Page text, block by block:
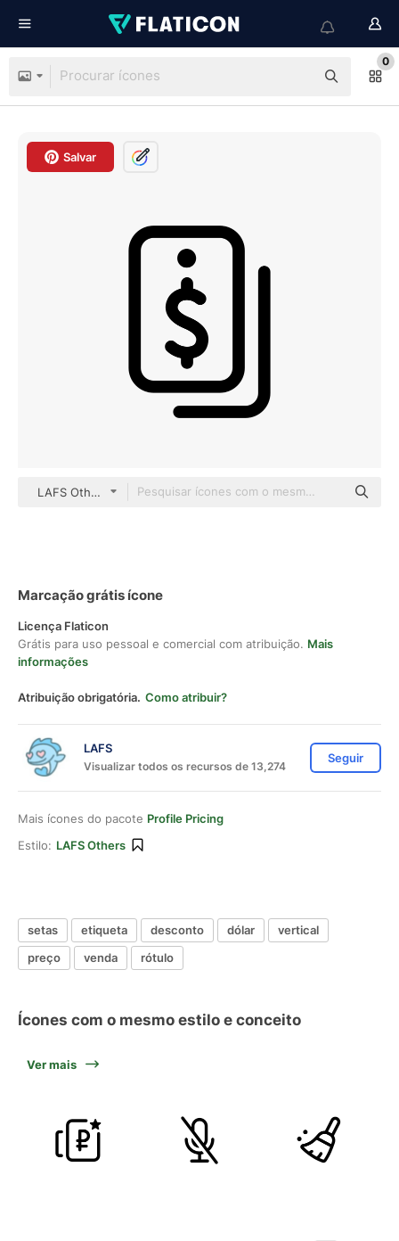
0
Salvar
LAFS Others
Marcação grátis ícone
Licença Flaticon
Grátis para uso pessoal e comercial com atribuição. Mais
informações
Atribuição obrigatória. Como atribuir?
LAFS
Visualizar todos os recursos de 13,274
Seguir
Mais ícones do pacote Profile Pricing
Estilo: LAFS Others
setas etiqueta desconto dólar
vertical
preço
venda rótulo
Ícones com o mesmo estilo e conceito
Ver mais